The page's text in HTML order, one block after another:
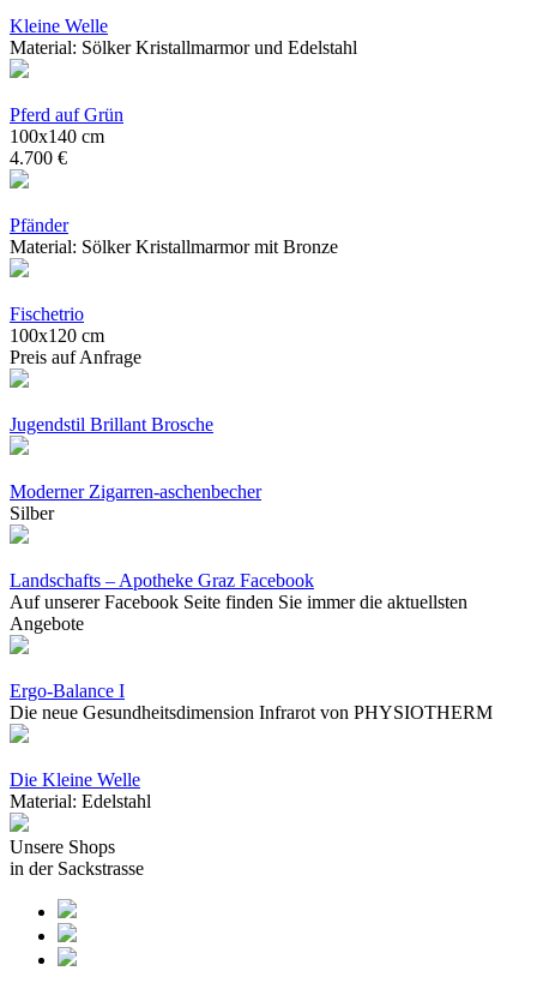
Kleine Welle
Material: Sölker Kristallmarmor und Edelstahl
Pferd auf Grün
100x140 cm
4.700 €
Pfänder
Material: Sölker Kristallmarmor mit Bronze
Fischetrio
100x120 cm
Preis auf Anfrage
Jugendstil Brillant Brosche
Moderner Zigarren-aschenbecher
Silber
Landschafts – Apotheke Graz Facebook
Auf unserer Facebook Seite finden Sie immer die aktuellsten
Angebote
Ergo-Balance I
Die neue Gesundheitsdimension Infrarot von PHYSIOTHERM
Die Kleine Welle
Material: Edelstahl
Unsere Shops
in der Sackstrasse